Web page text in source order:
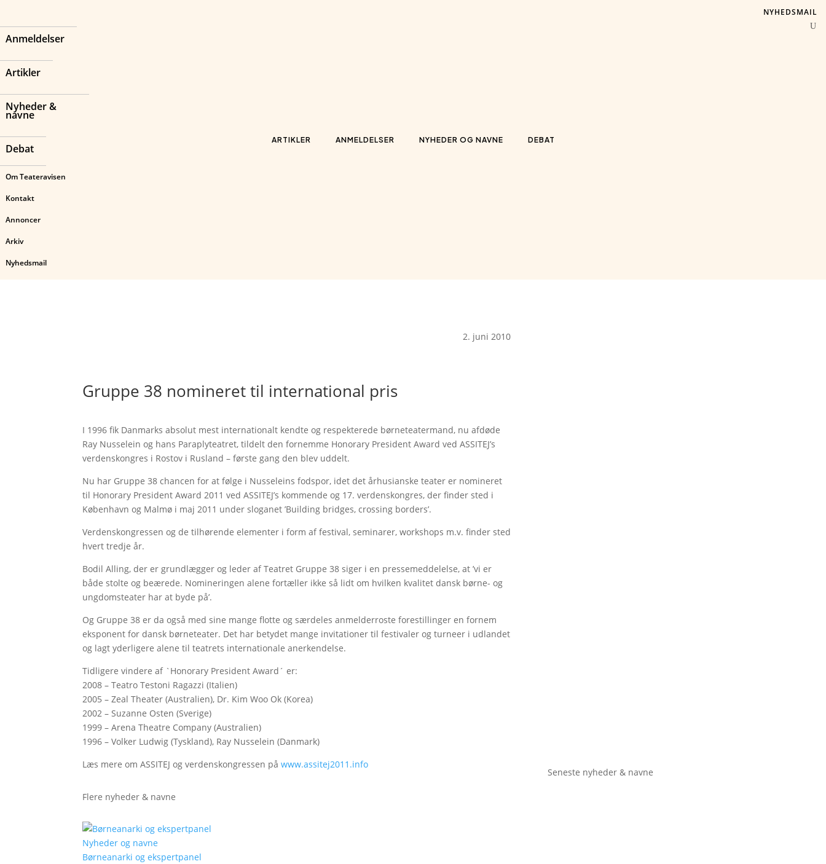
Anmeldelser
Artikler
Nyheder &
navne
Debat
Om Teateravisen
Kontakt
Annoncer
Arkiv
Nyhedsmail
ARTIKLER ANMELDELSER NYHEDER OG NAVNE DEBAT
NYHEDSMAIL
2. juni 2010
Gruppe 38 nomineret til international pris
I 1996 fik Danmarks absolut mest internationalt kendte og respekterede børneteatermand, nu afdøde
Ray Nusselein og hans Paraplyteatret, tildelt den fornemme Honorary President Award ved ASSITEJ’s
verdenskongres i Rostov i Rusland – første gang den blev uddelt.
Nu har Gruppe 38 chancen for at følge i Nusseleins fodspor, idet det århusianske teater er nomineret
til Honorary President Award 2011 ved ASSITEJ’s kommende og 17. verdenskongres, der finder sted i
København og Malmø i maj 2011 under sloganet ’Building bridges, crossing borders’.
Verdenskongressen og de tilhørende elementer i form af festival, seminarer, workshops m.v. finder sted
hvert tredje år.
Bodil Alling, der er grundlægger og leder af Teatret Gruppe 38 siger i en pressemeddelelse, at ’vi er
både stolte og beærede. Nomineringen alene fortæller ikke så lidt om hvilken kvalitet dansk børne- og
ungdomsteater har at byde på’.
Og Gruppe 38 er da også med sine mange flotte og særdeles anmelderroste forestillinger en fornem
eksponent for dansk børneteater. Det har betydet mange invitationer til festivaler og turneer i udlandet
og lagt yderligere alene til teatrets internationale anerkendelse.
Tidligere vindere af `Honorary President Award´ er:
2008 – Teatro Testoni Ragazzi (Italien)
2005 – Zeal Theater (Australien), Dr. Kim Woo Ok (Korea)
2002 – Suzanne Osten (Sverige)
1999 – Arena Theatre Company (Australien)
1996 – Volker Ludwig (Tyskland), Ray Nusselein (Danmark)
Læs mere om ASSITEJ og verdenskongressen påwww.assitej2011.info
Flere nyheder & navne
Nyheder og navne
Børneanarki og ekspertpanel
Seneste nyheder & navne